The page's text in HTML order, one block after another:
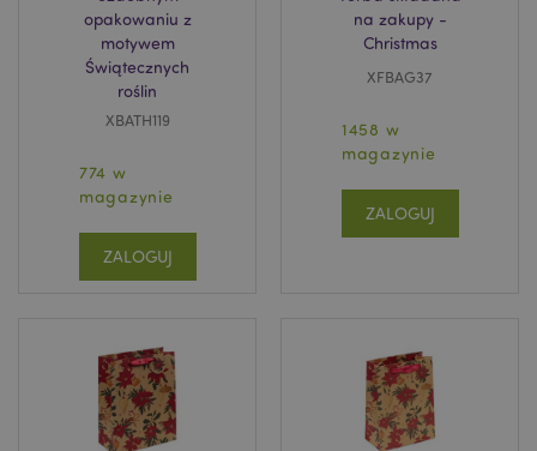
opakowaniu z
motywem
Świątecznych
roślin
XBATH119
774 w
magazynie
ZALOGUJ
na zakupy -
Christmas
XFBAG37
1458 w
magazynie
ZALOGUJ
recently_viewed_product
Adobe Inc.
www.puckator.pl